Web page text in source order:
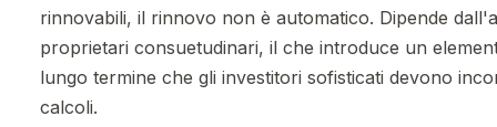
rinnovabili, il rinnovo non è automatico. Dipende
proprietari consuetudinari, il che introduce un
lungo termine che gli investitori sofisticati devono
calcoli.